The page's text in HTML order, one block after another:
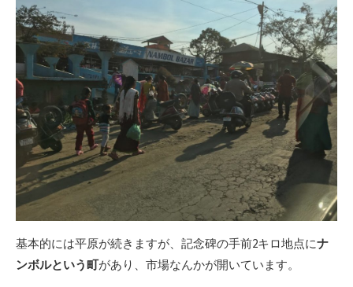
基本的には平原が続きますが、記念碑の手前2キロ地点にナ
ンボルという町があり、市場なんかが開いています。